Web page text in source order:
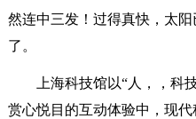
然连中三发！过得真快，太
了。
上海科技馆以“人，，科
赏心悦目的互动体验中，现